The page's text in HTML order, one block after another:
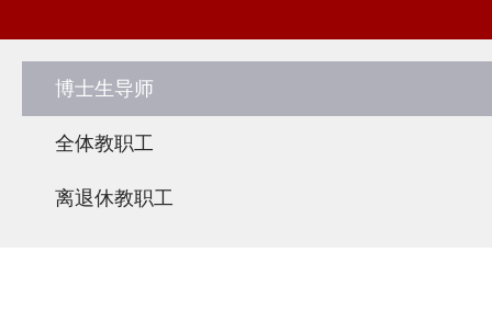
博士生导师
全体教职工
离退休教职工